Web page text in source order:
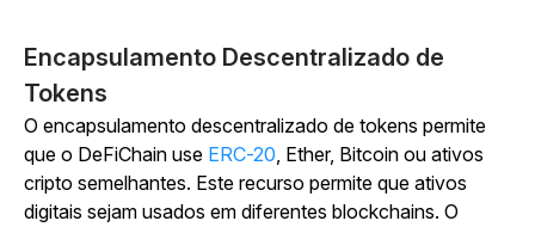
Encapsulamento Descentralizado de
Tokens
O encapsulamento descentralizado de tokens permite
que o DeFiChain use ERC-20, Ether, Bitcoin ou ativos
cripto semelhantes. Este recurso permite que ativos
digitais sejam usados em diferentes blockchains. O